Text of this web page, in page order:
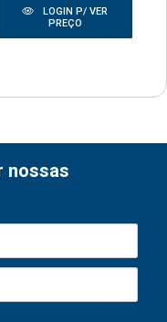
LOGIN P/ VER
PREÇO
nossas